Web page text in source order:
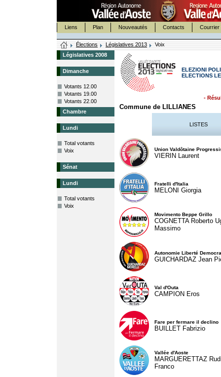
Liens Plan Nouveautés Contacts Courrier
Élections Législatives 2013
Voix
Législatives 2008
Dimanche
Votants 12.00
Votants 19.00
Votants 22.00
Chambre
Lundi
Total votants
Voix
Sénat
Lundi
Total votants
Voix
ELEZIONI
ELECTIONS
-
Commune de LILLIANES
LISTES
Union Valdôtaine
VIERIN Laurent
Fratelli d'Italia
MELONI Giorgia
Movimento Beppe Grillo
COGNETTA Roberto
Massimo
Autonomie Liberté
GUICHARDAZ Jean
Val d'Outa
CAMPION Eros
Fare per fermare il declino
BUILLET Fabrizio
Vallée d'Aoste
MARGUERETTAZ
Franco